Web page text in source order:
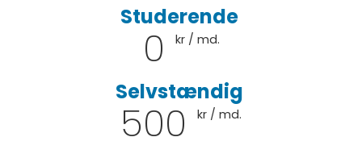
Studerende
0 kr / md.
Selvstændig
500 kr / md.